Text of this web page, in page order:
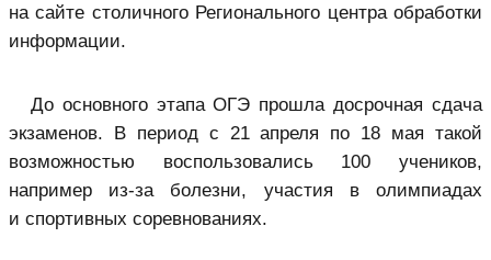
на сайте столичного Регионального центра обработки
информации.
До основного этапа ОГЭ прошла досрочная сдача
экзаменов. В период с 21 апреля по 18 мая такой
возможностью воспользовались 100 учеников,
например из-за болезни, участия в олимпиадах
и спортивных соревнованиях.